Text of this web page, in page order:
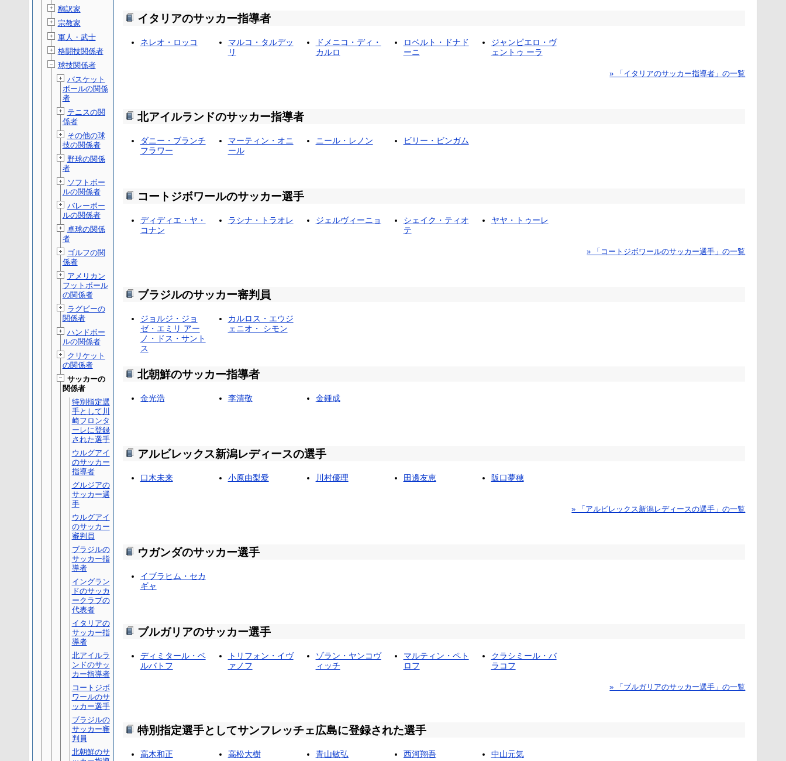
イタリアのサッカー指導者
ネレオ・ロッコ
マルコ・タルデッ
リ
ドメニコ・ディ・
カルロ
ロベルト・ドナド
ーニ
ジャンピエロ・ヴ
ェントゥ ーラ
» 「イタリアのサッカー指導者」の一覧
北アイルランドのサッカー指導者
ダニー・ブランチ
フラワー
マーティン・オニ
ール
ニール・レノン ビリー・ビンガム
コートジボワールのサッカー選手
ディディエ・ヤ・
コナン
ラシナ・トラオレ ジェルヴィーニョ
シェイク・ティオ
テ
ヤヤ・トゥーレ
» 「コートジボワールのサッカー選手」の一覧
ブラジルのサッカー審判員
ジョルジ・ジョ
ゼ・エミリ アー
ノ・ドス・サント
ス
カルロス・エウジ
ェニオ・ シモン
北朝鮮のサッカー指導者
金光浩 李清敬 金鍾成
アルビレックス新潟レディースの選手
口木未来 小原由梨愛 川村優理 田邊友恵 阪口夢穂
» 「アルビレックス新潟レディースの選手」の一覧
ウガンダのサッカー選手
イブラヒム・セカ
ギャ
ブルガリアのサッカー選手
ディミタール・ベ
ルバトフ
トリフォン・イヴ
ァノフ
ゾラン・ヤンコヴ
ィッチ
マルティン・ペト
ロフ
クラシミール・バ
ラコフ
» 「ブルガリアのサッカー選手」の一覧
特別指定選手としてサンフレッチェ広島に登録された選手
高木和正 高松大樹 青山敏弘 西河翔吾 中山元気
翻訳家
宗教家
軍人・武士
格闘技関係者
球技関係者
バスケット
ボールの関係
者
テニスの関
係者
その他の球
技の関係者
野球の関係
者
ソフトボー
ルの関係者
バレーボー
ルの関係者
卓球の関係
者
ゴルフの関
係者
アメリカン
フットボール
の関係者
ラグビーの
関係者
ハンドボー
ルの関係者
クリケット
の関係者
サッカーの
関係者
特別指定選
手として川
崎フロンタ
ーレに登録
された選手
ウルグアイ
のサッカー
指導者
グルジアの
サッカー選
手
ウルグアイ
のサッカー
審判員
ブラジルの
サッカー指
導者
イングラン
ドのサッカ
ークラブの
代表者
イタリアの
サッカー指
導者
北アイルラ
ンドのサッ
カー指導者
コートジボ
ワールのサ
ッカー選手
ブラジルの
サッカー審
判員
北朝鮮のサ